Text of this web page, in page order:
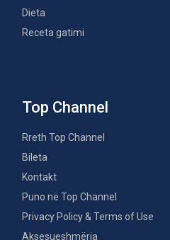
Dieta
Receta gatimi
Top Channel
Rreth Top Channel
Bileta
Kontakt
Puno në Top Channel
Privacy Policy & Terms of Use
Aksesueshmëria